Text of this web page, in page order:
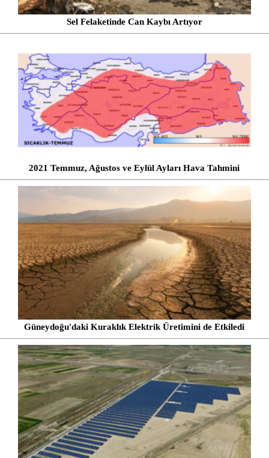
Sel Felaketinde Can Kaybı Artıyor
2021 Temmuz, Ağustos ve Eylül Ayları Hava Tahmini
Güneydoğu'daki Kuraklık Elektrik Üretimini de Etkiledi